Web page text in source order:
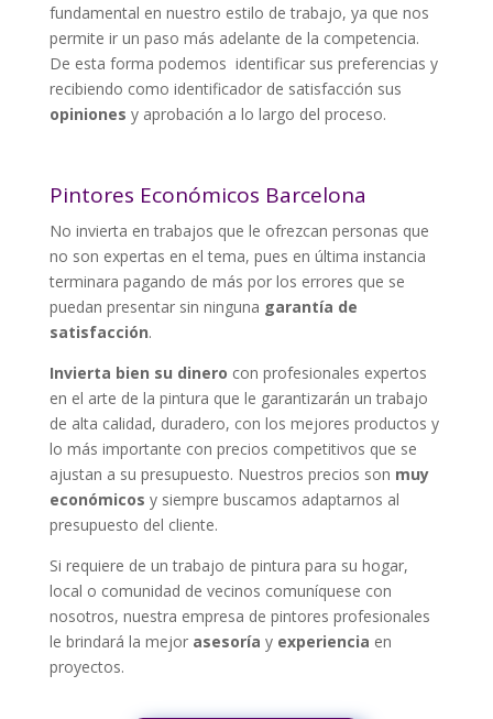
fundamental en nuestro estilo de trabajo, ya que nos
permite ir un paso más adelante de la competencia.
De esta forma podemos identificar sus preferencias y
recibiendo como identificador de satisfacción sus
opiniones y aprobación a lo largo del proceso.
Pintores Económicos Barcelona
No invierta en trabajos que le ofrezcan personas que
no son expertas en el tema, pues en última instancia
terminara pagando de más por los errores que se
puedan presentar sin ninguna garantía de
satisfacción.
Invierta bien su dinero con profesionales expertos
en el arte de la pintura que le garantizarán un trabajo
de alta calidad, duradero, con los mejores productos y
lo más importante con precios competitivos que se
ajustan a su presupuesto. Nuestros precios son muy
económicos y siempre buscamos adaptarnos al
presupuesto del cliente.
Si requiere de un trabajo de pintura para su hogar,
local o comunidad de vecinos comuníquese con
nosotros, nuestra empresa de pintores profesionales
le brindará la mejor asesoría y experiencia en
proyectos.